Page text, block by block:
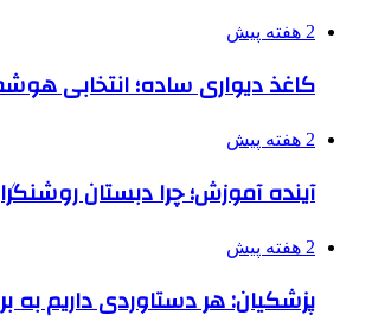
2 هفته پیش
کاغذ دیواری ساده؛ انتخابی
2 هفته پیش
آینده آموزش؛ چرا دبستان
2 هفته پیش
پزشکیان: هر دستاوردی داریم